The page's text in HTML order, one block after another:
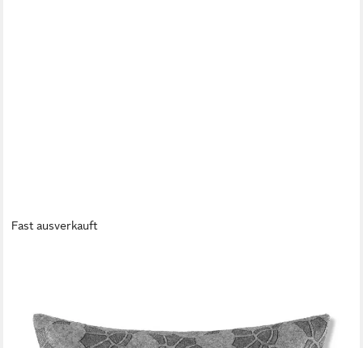
Fast ausverkauft
119,95 €
lieferbar - in 3-4 Werktagen bei dir